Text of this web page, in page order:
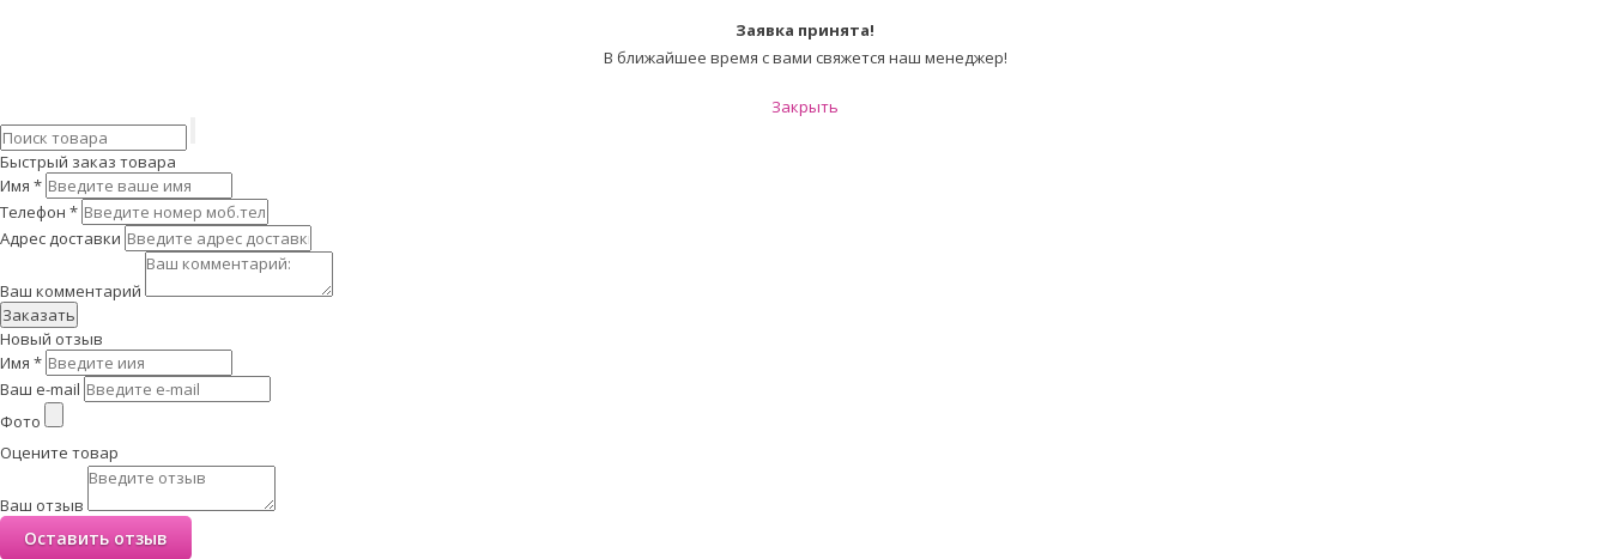
Заявка принята!
В ближайшее время с вами свяжется наш менеджер!
Закрыть
Быстрый заказ товара
Имя *
Телефон *
Адрес доставки
Ваш комментарий
Заказать
Новый отзыв
Имя *
Ваш e-mail
Фото
Оцените товар
Ваш отзыв